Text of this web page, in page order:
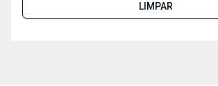
LIMPAR